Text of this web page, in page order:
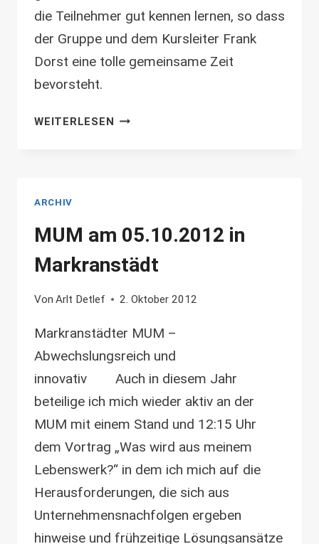
die Teilnehmer gut kennen lernen, so dass
der Gruppe und dem Kursleiter Frank
Dorst eine tolle gemeinsame Zeit
bevorsteht.
WEITERLESEN
OUTDOOREVENT
ARCHIV
MUM am 05.10.2012 in
Markranstädt
Von Arlt Detlef 2. Oktober 2012
Markranstädter MUM –
Abwechslungsreich und
innovativ Auch in diesem Jahr
beteilige ich mich wieder aktiv an der
MUM mit einem Stand und 12:15 Uhr
dem Vortrag „Was wird aus meinem
Lebenswerk?“ in dem ich mich auf die
Herausforderungen, die sich aus
Unternehmensnachfolgen ergeben
hinweise und frühzeitige Lösungsansätze